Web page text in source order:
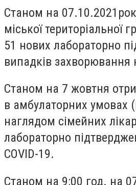
Станом на
міської територіальної
51 нових лабораторно
випадків захворювання
Станом на 7 жовтня
в амбулаторних умовах
наглядом сімейних
лабораторно
COVID-19.
Станом на 9:00 год. на